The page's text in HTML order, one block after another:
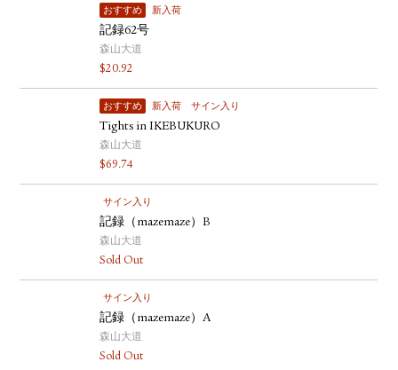
おすすめ 新入荷
記録62号
森山大道
$20.92
おすすめ 新入荷 サイン入り
Tights in IKEBUKURO
森山大道
$69.74
サイン入り
記録（mazemaze）B
森山大道
Sold Out
サイン入り
記録（mazemaze）A
森山大道
Sold Out